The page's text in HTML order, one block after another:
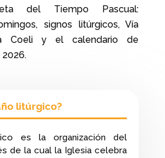
del Tiempo Pascual:
signos litúrgicos, Vía
Coeli y el calendario de
litúrgico?
es la organización del
de la cual la Iglesia celebra